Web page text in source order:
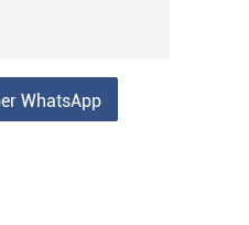
WhatsApp